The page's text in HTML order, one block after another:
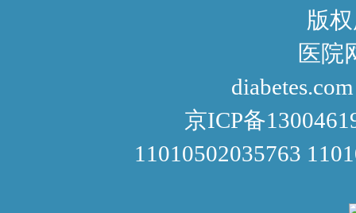
版
医院网址： http://
京ICP备
11010502035763